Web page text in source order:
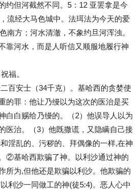
约但河截然不同。5：12 亚罢拿是今
流经大马色城中。法珥法为今天的爱
南方；河水清澈，不象约旦河浑浊。
靠河水，而是人听信又顺服地履行神
福。
百安士（34千克）。基哈西的贪婪使
的罪：他让乃缦以为这次的医治是买
白白赐给乃缦的。（2）他误导人以为
医治。（3）他既撒谎，又隐瞒自己接
淫乱的、污秽的、拜偶像的一样,在神
②基哈西欺骗了神。以利沙通过神的
所为,但他还是欺骗以利沙。他欺骗的
利沙一同做工的神(徒5:4)。恶人心中